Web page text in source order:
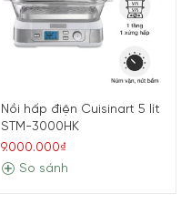
Nồi hấp điện Cuisinart 5 lít
STM-3000HK
9.000.000₫
So sánh